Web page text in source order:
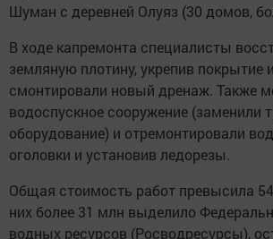
Шуман с деревней Олуяз (30 домов,
В ходе капремонта специалисты
земляную плотину, укрепив покрытие
смонтировали новый дренаж. Также
водоспускное сооружение (заменили
оборудование) и отремонтировали
оголовки и установив ледорезы.
Общая стоимость работ превысила
них более 31 млн выделило
водных ресурсов (Росводресурсы),